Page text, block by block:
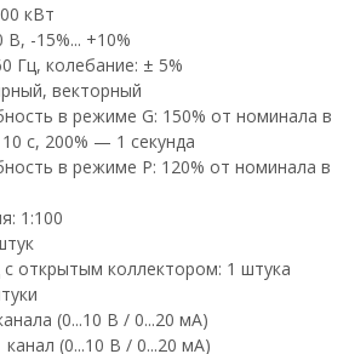
кВт
-15%... +10%
Гц, колебание: ± 5%
векторный
в режиме G: 150% от номинала в
с, 200% — 1 секунда
в режиме P: 120% от номинала в
1:100
открытым коллектором: 1 штука
(0...10 В / 0...20 мА)
(0...10 В / 0...20 мА)